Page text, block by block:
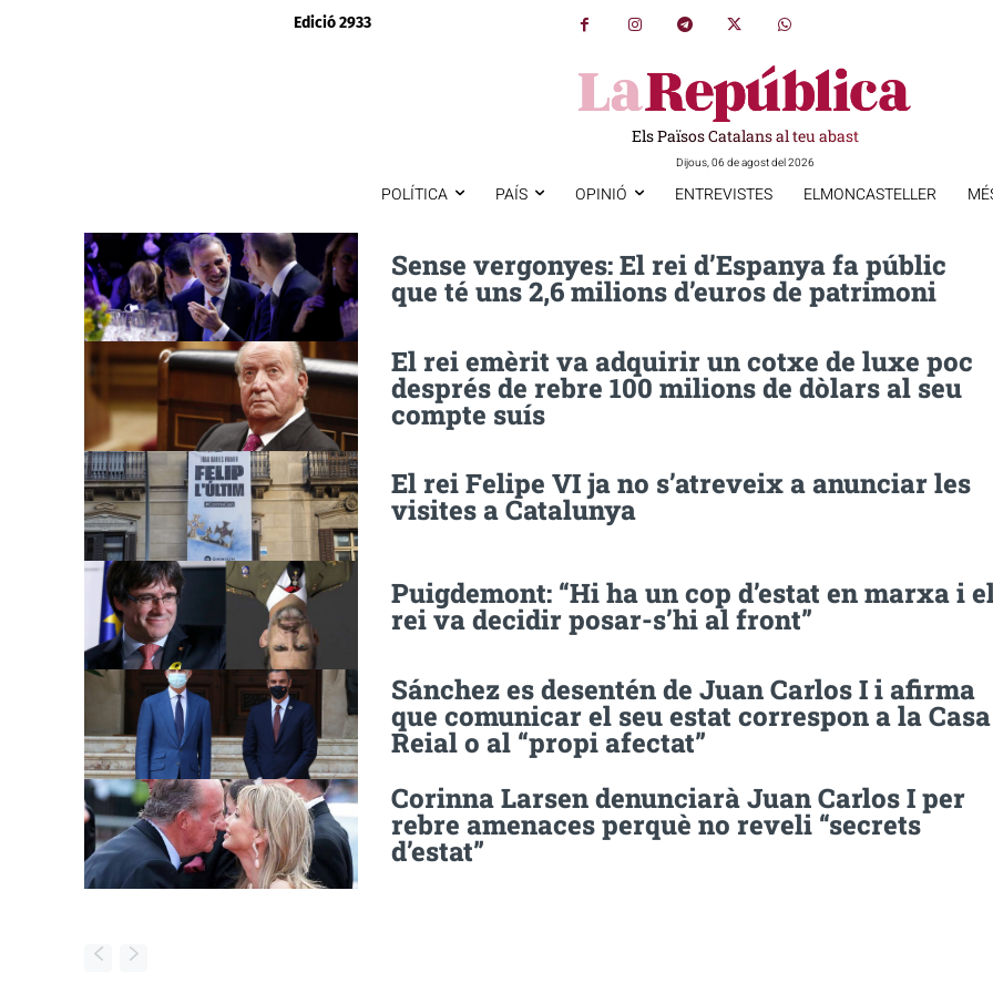
Edició 2933
Els Països Catalans al teu abast
Dijous, 06 de agost del 2026
POLÍTICA PAÍS OPINIÓ ENTREVISTES ELMONCASTELLER
Sense vergonyes: El rei d’Espanya fa públic
que té uns 2,6 milions d’euros de patrimoni
El rei emèrit va adquirir un cotxe de luxe poc
després de rebre 100 milions de dòlars al seu
compte suís
El rei Felipe VI ja no s’atreveix a anunciar les
visites a Catalunya
Puigdemont: “Hi ha un cop d’estat en marxa i
rei va decidir posar-s’hi al front”
Sánchez es desentén de Juan Carlos I i afirma
que comunicar el seu estat correspon a la Casa
Reial o al “propi afectat”
Corinna Larsen denunciarà Juan Carlos I per
rebre amenaces perquè no reveli “secrets
d’estat”